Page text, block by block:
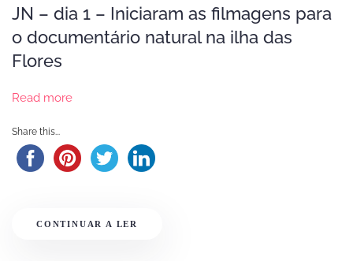
JN – dia 1 – Iniciaram as filmagens para
o documentário natural na ilha das
Flores
Read more
Share this...
CONTINUAR A LER